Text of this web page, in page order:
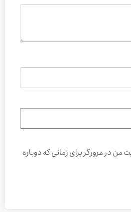
من در مرورگر برای زمانی که دوباره